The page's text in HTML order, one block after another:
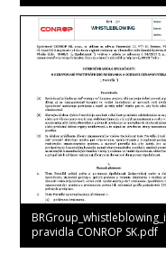
pravidla CONROP SK.pdf